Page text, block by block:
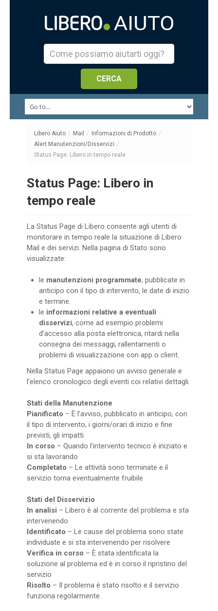
Libero Aiuto / Mail / Informazioni di Prodotto /
Alert Manutenzioni/Disservizi /
Status Page: Libero in tempo reale
Status Page: Libero in
tempo reale
La Status Page di Libero consente agli utenti di
monitorare in tempo reale la situazione di Libero
Mail e dei servizi. Nella pagina di Stato sono
visualizzate:
le manutenzioni programmate, pubblicate in
anticipo con il tipo di intervento, le date di inizio
e termine.
le informazioni relative a eventuali
disservizi, come ad esempio problemi
d’accesso alla posta elettronica, ritardi nella
consegna dei messaggi, rallentamenti o
problemi di visualizzazione con app o client.
Nella Status Page appaiono un avviso generale e
l’elenco cronologico degli eventi coi relativi dettagli.
Stati della Manutenzione
Pianificato – È l’avviso, pubblicato in anticipo, con
il tipo di intervento, i giorni/orari di inizio e fine
previsti, gli impatti
In corso – Quando l’intervento tecnico è iniziato e
si sta lavorando
Completato – Le attività sono terminate e il
servizio torna eventualmente fruibile
Stati del Disservizio
In analisi – Libero è al corrente del problema e sta
intervenendo
Identificato – Le cause del problema sono state
individuate e si sta intervenendo per risolvere
Verifica in corso – È stata identificata la
soluzione al problema ed è in corso il ripristino del
servizio
Risolto – Il problema è stato risolto e il servizio
funziona regolarmente.